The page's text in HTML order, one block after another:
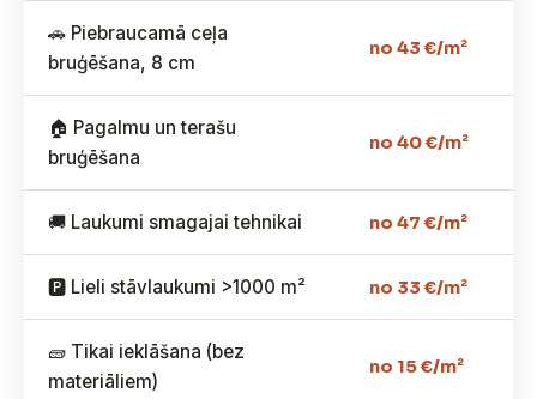
🚗 Piebraucamā ceļa
bruģēšana, 8 cm
no 43 €/m²
🏠 Pagalmu un terašu
bruģēšana
no 40 €/m²
🚚 Laukumi smagajai tehnikai no 47 €/m²
🅿️ Lieli stāvlaukumi >1000 m² no 33 €/m²
🧱 Tikai ieklāšana (bez
materiāliem)
no 15 €/m²